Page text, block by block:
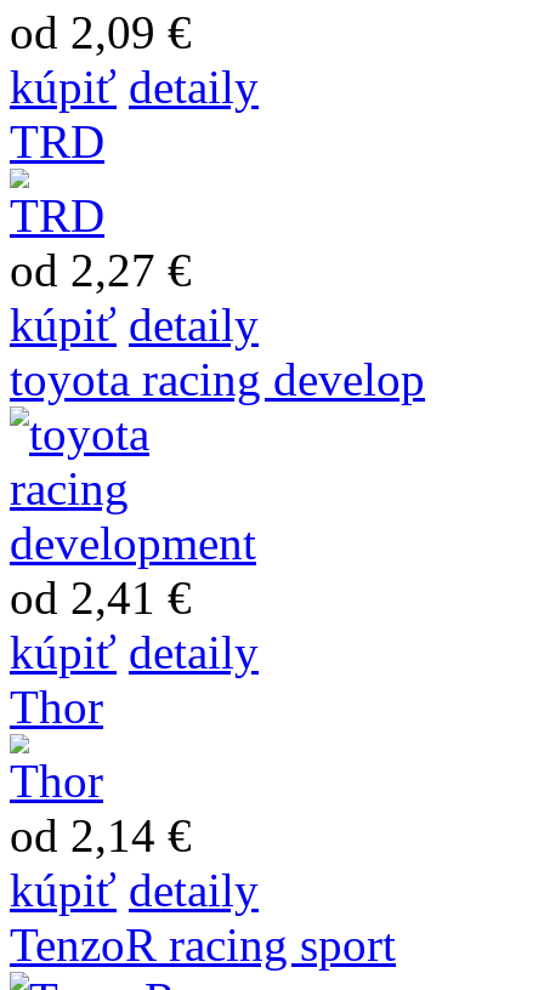
od 2,09 €
kúpiť detaily
TRD
od 2,27 €
kúpiť detaily
toyota racing develop
od 2,41 €
kúpiť detaily
Thor
od 2,14 €
kúpiť detaily
TenzoR racing sport